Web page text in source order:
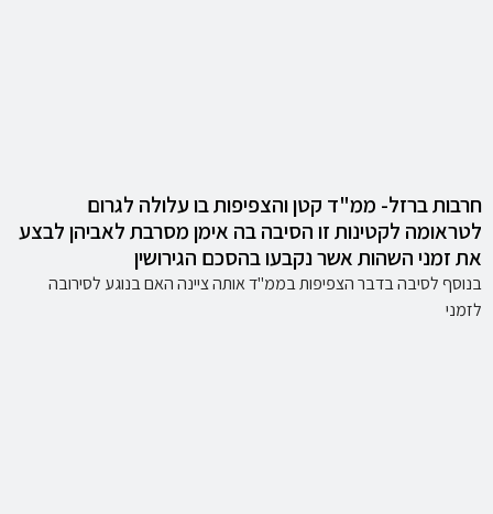
חרבות ברזל- ממ"ד קטן והצפיפות בו עלולה לגרום
לטראומה לקטינות זו הסיבה בה אימן מסרבת לאביהן לבצע
את זמני השהות אשר נקבעו בהסכם הגירושין
בנוסף לסיבה בדבר הצפיפות בממ"ד אותה ציינה האם בנוגע לסירובה
לזמני